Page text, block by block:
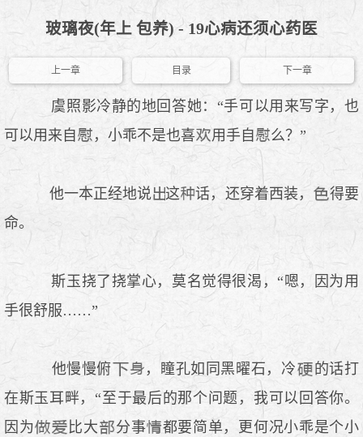
玻璃夜(年上 包养) - 19心病还须心药医
上一章 目录 下一章
虞照影冷静的地回答她：“手可以用来写字，也
可以用来自
，小乖不是也喜 用手自 么？”
他一本正经地说 这 话，还穿着西装，
得要
命。
斯玉挠了挠掌心，莫名觉得很渴，“嗯，因为用
手很舒服……”
他慢慢俯 ，瞳孔如同黑曜石，冷
的话打
在斯玉耳畔，“至于最后的那个问题，我可以回答你。
因为
比大 分事
都要简单，更何况小乖是个小